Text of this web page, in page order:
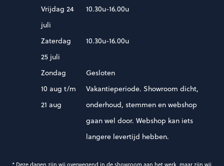
Vrijdag 24
juli
10.30u-16.00u
Zaterdag
25 juli
10.30u-16.00u
Zondag
Gesloten
10 aug t/m
21 aug
Vakantieperiode. Showroom dicht,
onderhoud, stemmen en webshop
gaan wel door. Webshop kan iets
langere levertijd hebben.
* Deze dagen zijn wij overwegend in de showroom aan het werk, maar zijn wij